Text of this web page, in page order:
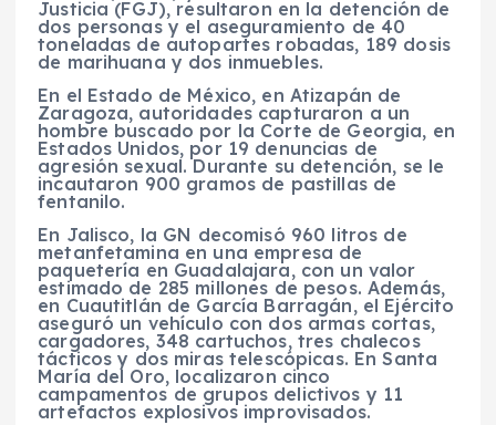
Justicia (FGJ), resultaron en la detención de
dos personas y el aseguramiento de 40
toneladas de autopartes robadas, 189 dosis
de marihuana y dos inmuebles.
En el Estado de México, en Atizapán de
Zaragoza, autoridades capturaron a un
hombre buscado por la Corte de Georgia, en
Estados Unidos, por 19 denuncias de
agresión sexual. Durante su detención, se le
incautaron 900 gramos de pastillas de
fentanilo.
En Jalisco, la GN decomisó 960 litros de
metanfetamina en una empresa de
paquetería en Guadalajara, con un valor
estimado de 285 millones de pesos. Además,
en Cuautitlán de García Barragán, el Ejército
aseguró un vehículo con dos armas cortas,
cargadores, 348 cartuchos, tres chalecos
tácticos y dos miras telescópicas. En Santa
María del Oro, localizaron cinco
campamentos de grupos delictivos y 11
artefactos explosivos improvisados.